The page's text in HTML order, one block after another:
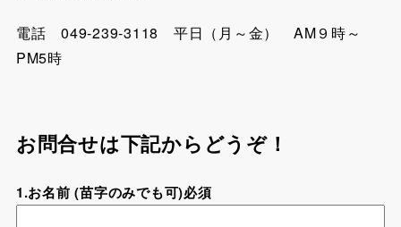
電話 049-239-3118 平日（月～金） AM９時～
PM5時
お問合せは下記からどうぞ！
1.お名前 (苗字のみでも可)必須